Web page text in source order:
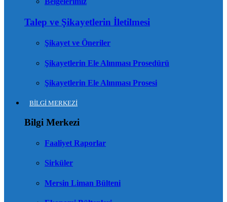
Talep ve Şikayetlerin İletilmesi
Şikayet ve Öneriler
Şikayetlerin Ele Alınması Prosedürü
Şikayetlerin Ele Alınması Prosesi
BİLGİ MERKEZİ
Bilgi Merkezi
Faaliyet Raporlar
Sirküler
Mersin Liman Bülteni